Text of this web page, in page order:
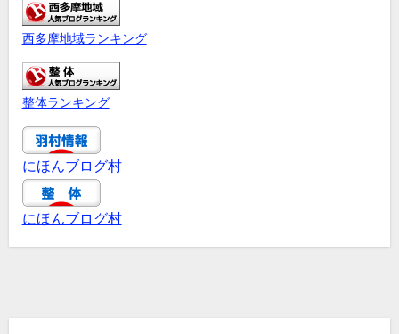
西多摩地域ランキング
整体ランキング
にほんブログ村
にほんブログ村